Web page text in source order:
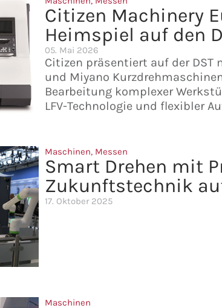
Citizen Machinery
Heimspiel auf den
05. Mai 2026
Citizen präsentiert auf der DST
und Miyano
Bearbeitung komplexer
LFV-Technologie und flexibler
Maschinen, Messen
Smart Drehen mit
Zukunftstechnik
17. Oktober 2025
Maschinen